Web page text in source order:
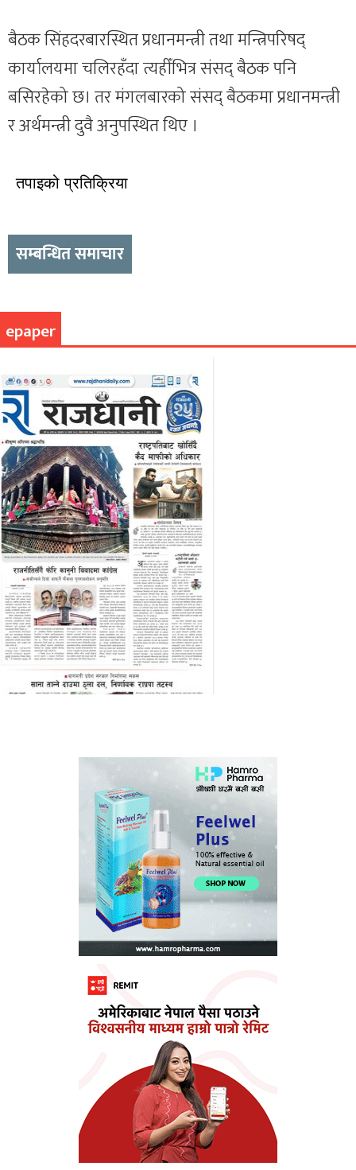
बैठक सिंहदरबारस्थित प्रधानमन्त्री तथा मन्त्रिपरिषद्
कार्यालयमा चलिरहँदा त्यहीँभित्र संसद् बैठक पनि
बसिरहेको छ। तर मंगलबारको संसद् बैठकमा प्रधानमन्त्री
र अर्थमन्त्री दुवै अनुपस्थित थिए ।
तपाइको प्रतिक्रिया
सम्बन्धित समाचार
epaper